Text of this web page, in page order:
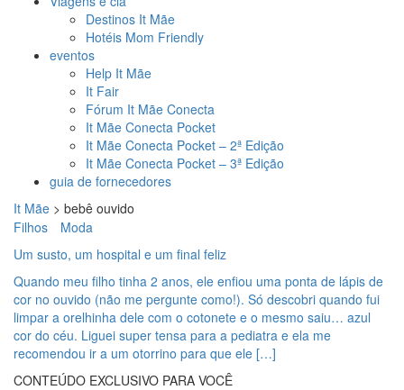
Destinos It Mãe
Hotéis Mom Friendly
eventos
Help It Mãe
It Fair
Fórum It Mãe Conecta
It Mãe Conecta Pocket
It Mãe Conecta Pocket – 2ª Edição
It Mãe Conecta Pocket – 3ª Edição
guia de fornecedores
It Mãe > bebê ouvido
Filhos
Moda
Um susto, um hospital e um final feliz
Quando meu filho tinha 2 anos, ele enfiou uma ponta de lápis de
cor no ouvido (não me pergunte como!). Só descobri quando fui
limpar a orelhinha dele com o cotonete e o mesmo saiu… azul
cor do céu. Liguei super tensa para a pediatra e ela me
recomendou ir a um otorrino para que ele […]
CONTEÚDO EXCLUSIVO PARA VOCÊ